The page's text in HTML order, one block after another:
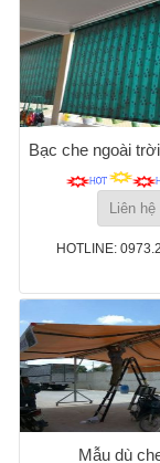
Bạc che ngoài
Liên hệ
HOTLINE:
Mẫu dù